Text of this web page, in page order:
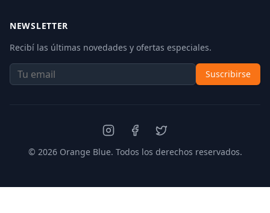
NEWSLETTER
Recibí las últimas novedades y ofertas especiales.
Suscribirse
© 2026Orange Blue. Todos los derechos reservados.